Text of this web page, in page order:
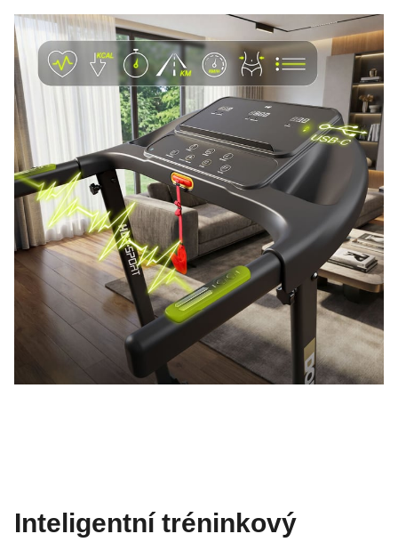
Inteligentní tréninkový